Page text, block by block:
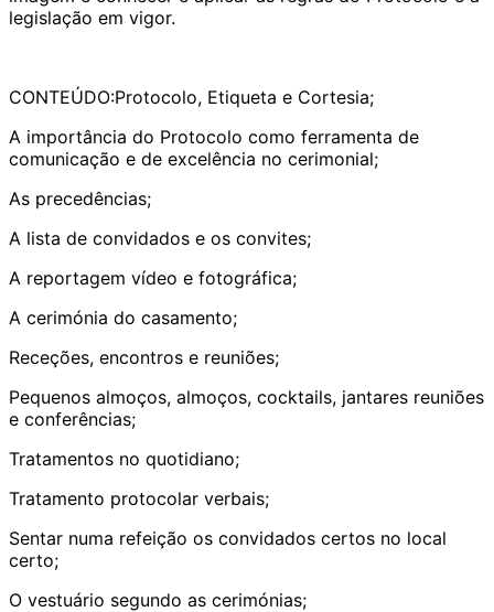
legislação em vigor.
​CONTEÚDO:Protocolo, Etiqueta e Cortesia;
A importância do Protocolo como ferramenta de
comunicação e de excelência no cerimonial;
As precedências;
A lista de convidados e os convites;
A reportagem vídeo e fotográfica;
A cerimónia do casamento;
Receções, encontros e reuniões;
Pequenos almoços, almoços, cocktails, jantares reuniões
e conferências;
Tratamentos no quotidiano;
Tratamento protocolar verbais;
Sentar numa refeição os convidados certos no local
certo;
O vestuário segundo as cerimónias;